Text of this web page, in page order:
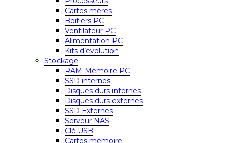
Cartes mères
Boitiers PC
Ventilateur PC
Alimentation PC
Kits d’évolution
Stockage
RAM-Mémoire PC
SSD internes
Disques durs internes
Disques durs externes
SSD Externes
Serveur NAS
Clé USB
Cartes mémoire